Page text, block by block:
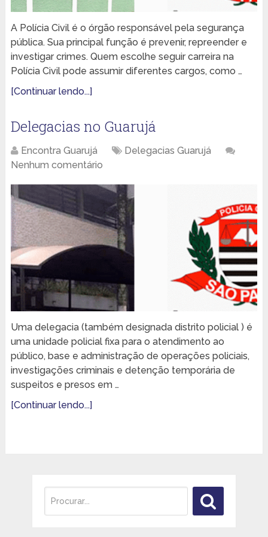
A Polícia Civil é o órgão responsável pela segurança
pública. Sua principal função é prevenir, repreender e
investigar crimes. Quem escolhe seguir carreira na
Polícia Civil pode assumir diferentes cargos, como …
[Continuar lendo...]
Delegacias no Guarujá
Encontra Guarujá
Delegacias Guarujá
Nenhum comentário
Uma delegacia (também designada distrito policial ) é
uma unidade policial fixa para o atendimento ao
público, base e administração de operações policiais,
investigações criminais e detenção temporária de
suspeitos e presos em …
[Continuar lendo...]